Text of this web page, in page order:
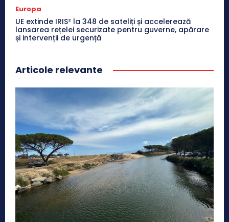
Europa
UE extinde IRIS² la 348 de sateliți și accelerează
lansarea rețelei securizate pentru guverne, apărare
și intervenții de urgență
Articole relevante